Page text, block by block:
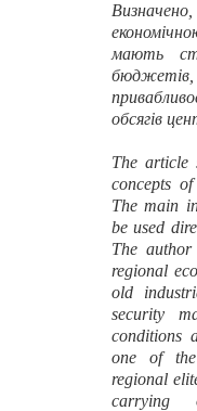
мають
обсягів
The article
concepts
The main
be used
The author
regional
old
security
conditions
one of
regional
carrying